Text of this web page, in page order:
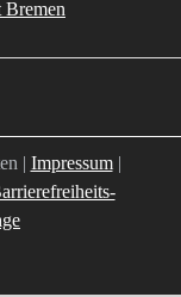
Bremen
| Impressum|